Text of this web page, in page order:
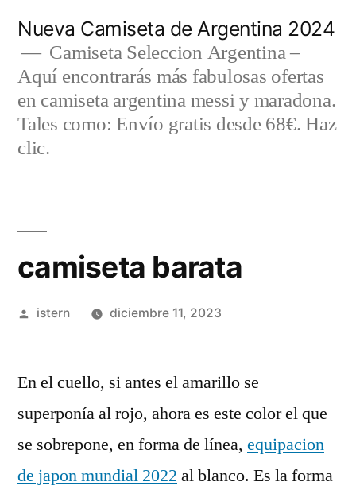
contenido
Nueva Camiseta de Argentina 2024
Camiseta Seleccion Argentina –
Aquí encontrarás más fabulosas ofertas
en camiseta argentina messi y maradona.
Tales como: Envío gratis desde 68€. Haz
clic.
camiseta barata
Publicado
istern diciembre 11, 2023
En el cuello, si antes el amarillo se
superponía al rojo, ahora es este color el que
se sobrepone, en forma de línea, equipacion
de japon mundial 2022 al blanco. Es la forma